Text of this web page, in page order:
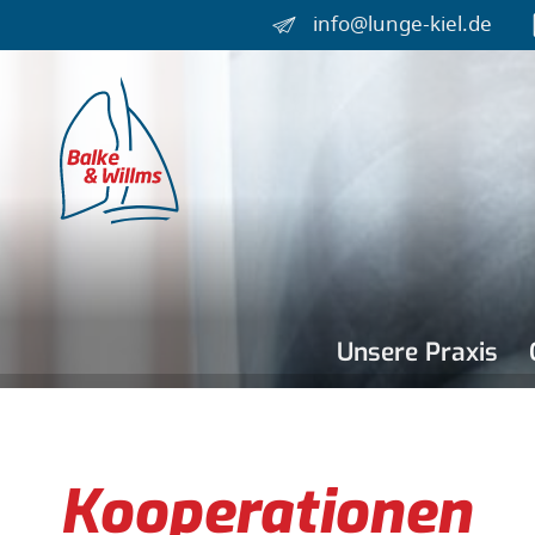
info@lunge-kiel.de
Unsere Praxis
Kooperationen